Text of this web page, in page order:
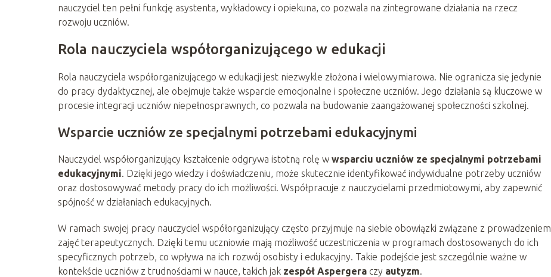
nauczyciel ten pełni funkcję asystenta, wykładowcy i opiekuna, co pozwala na zintegrowane działania na rzecz
rozwoju uczniów.
Rola nauczyciela współorganizującego w edukacji
Rola nauczyciela współorganizującego w edukacji jest niezwykle złożona i wielowymiarowa. Nie ogranicza się jedynie
do pracy dydaktycznej, ale obejmuje także wsparcie emocjonalne i społeczne uczniów. Jego działania są kluczowe w
procesie integracji uczniów niepełnosprawnych, co pozwala na budowanie zaangażowanej społeczności szkolnej.
Wsparcie uczniów ze specjalnymi potrzebami edukacyjnymi
Nauczyciel współorganizujący kształcenie odgrywa istotną rolę w wsparciu uczniów ze specjalnymi potrzebami
edukacyjnymi. Dzięki jego wiedzy i doświadczeniu, może skutecznie identyfikować indywidualne potrzeby uczniów
oraz dostosowywać metody pracy do ich możliwości. Współpracuje z nauczycielami przedmiotowymi, aby zapewnić
spójność w działaniach edukacyjnych.
W ramach swojej pracy nauczyciel współorganizujący często przyjmuje na siebie obowiązki związane z prowadzeniem
zajęć terapeutycznych. Dzięki temu uczniowie mają możliwość uczestniczenia w programach dostosowanych do ich
specyficznych potrzeb, co wpływa na ich rozwój osobisty i edukacyjny. Takie podejście jest szczególnie ważne w
kontekście uczniów z trudnościami w nauce, takich jak zespół Aspergera czy autyzm.